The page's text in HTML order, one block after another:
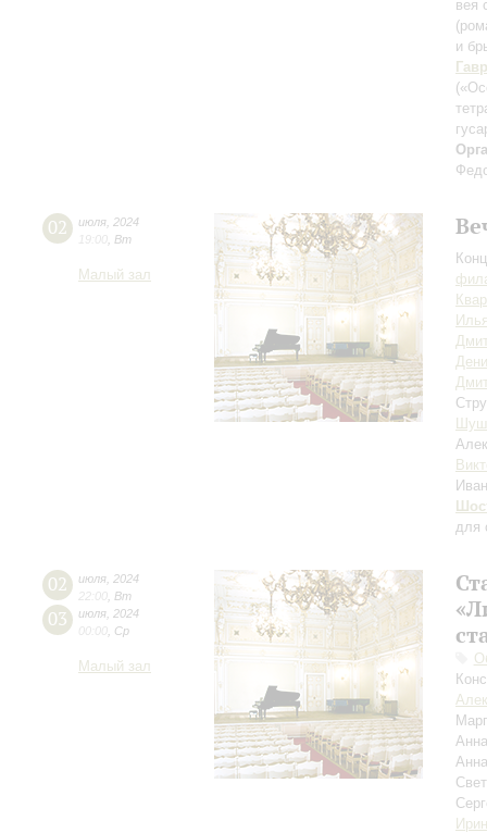
вея
и
02 июля 2024
19:00 Вт
Малый зал
для
02 июля 2024
22:00 Вт
03 июля 2024
00:00 Ср
Малый зал